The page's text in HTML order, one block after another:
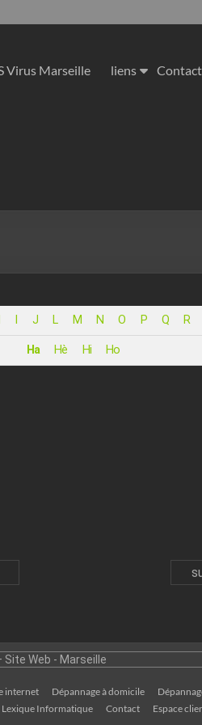
Virus Marseille liens Contact
J L M N O P Q R
Ha Hè Hi Ho
Site Web - Marseille
internet Dépannage à domicile
Lexique Informatique Contact Espace